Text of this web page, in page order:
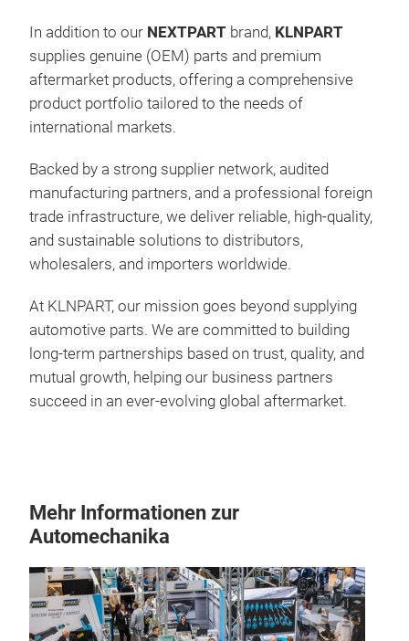
In addition to our NEXTPART brand, KLNPART
supplies genuine (OEM) parts and premium
aftermarket products, offering a comprehensive
product portfolio tailored to the needs of
international markets.
Backed by a strong supplier network, audited
manufacturing partners, and a professional foreign
trade infrastructure, we deliver reliable, high-quality,
and sustainable solutions to distributors,
wholesalers, and importers worldwide.
At KLNPART, our mission goes beyond supplying
automotive parts. We are committed to building
long-term partnerships based on trust, quality, and
mutual growth, helping our business partners
succeed in an ever-evolving global aftermarket.
Mehr Informationen zur
Automechanika